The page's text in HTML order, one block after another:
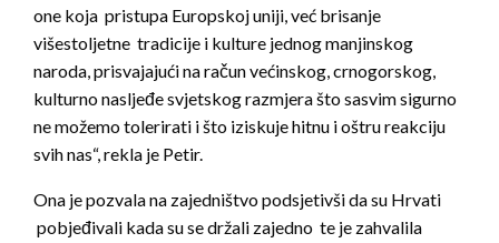
one koja pristupa Europskoj uniji, već brisanje
višestoljetne tradicije i kulture jednog manjinskog
naroda, prisvajajući na račun većinskog, crnogorskog,
kulturno nasljeđe svjetskog razmjera što sasvim sigurno
ne možemo tolerirati i što iziskuje hitnu i oštru reakciju
svih nas“, rekla je Petir.
Ona je pozvala na zajedništvo podsjetivši da su Hrvati
pobjeđivali kada su se držali zajedno te je zahvalila